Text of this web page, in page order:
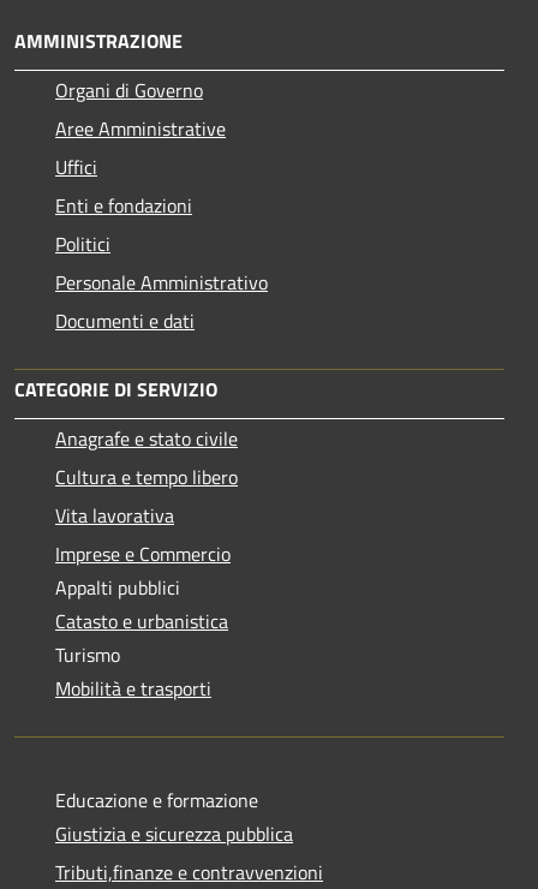
AMMINISTRAZIONE
Organi di Governo
Aree Amministrative
Uffici
Enti e fondazioni
Politici
Personale Amministrativo
Documenti e dati
CATEGORIE DI SERVIZIO
Anagrafe e stato civile
Cultura e tempo libero
Vita lavorativa
Imprese e Commercio
Appalti pubblici
Catasto e urbanistica
Turismo
Mobilità e trasporti
Educazione e formazione
Giustizia e sicurezza pubblica
Tributi,finanze e contravvenzioni